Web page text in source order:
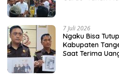
7 Juli 2026
Ngaku Bisa
Kabupaten
Saat Terima